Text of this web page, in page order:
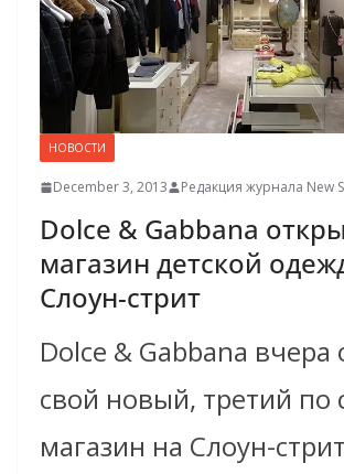
НОВОСТИ
December 3, 2013 Редакция журнала New
Dolce & Gabbana
магазин детской
Слоун-стрит
Dolce & Gabbana вчера
свой новый, третий по
магазин на Слоун-